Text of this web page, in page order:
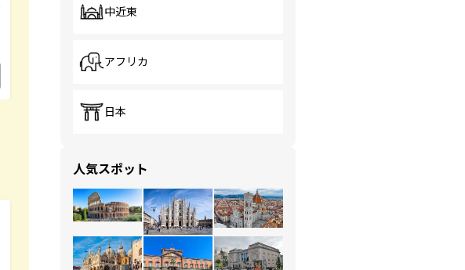
中近東
アフリカ
日本
人気スポット